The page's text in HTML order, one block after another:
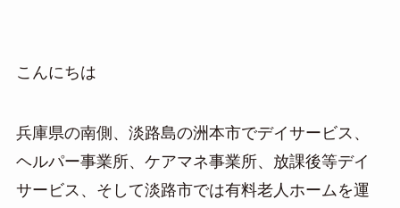
こんにちは
兵庫県の南側、淡路島の洲本市でデイサービス、
ヘルパー事業所、ケアマネ事業所、放課後等デイ
サービス、そして淡路市では有料老人ホームを運